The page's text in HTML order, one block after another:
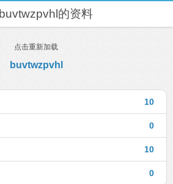
buvtwzpvhl的资料
点击重新加载
buvtwzpvhl
10
0
10
0